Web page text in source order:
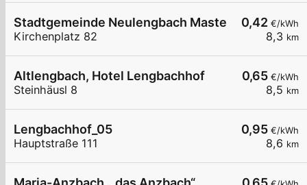
0,42 €/kWh
8,3 km
Stadtgemeinde Neulengbach Master LP1
Kirchenplatz 82
0,65 €/kWh
8,5 km
Altlengbach, Hotel Lengbachhof
Steinhäusl 8
0,95 €/kWh
8,6 km
Lengbachhof_05
Hauptstraße 111